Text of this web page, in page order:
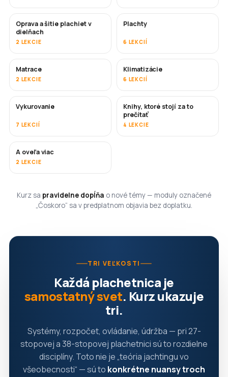
ČOSKORO
Oprava a šitie plachiet v
dielňach
2 LEKCIE
Plachty
6 LEKCIÍ
Matrace
2 LEKCIE
ČOSKORO
Klimatizácie
6 LEKCIÍ
ČOSKORO
Vykurovanie
7 LEKCIÍ
ČOSKORO
Knihy, ktoré stojí za to
prečítať
4 LEKCIE
ČOSKORO
A oveľa viac
2 LEKCIE
Kurz sa pravidelne dopĺňa o nové témy — moduly označené
„Čoskoro“ sa v predplatnom objavia bez doplatku.
TRI VEĽKOSTI
Každá plachetnica je
samostatný svet. Kurz ukazuje
tri.
Systémy, rozpočet, ovládanie, údržba — pri 27-
stopovej a 38-stopovej plachetnici sú to rozdielne
disciplíny. Toto nie je „teória jachtingu vo
všeobecnosti“ — sú to konkrétne nuansy troch